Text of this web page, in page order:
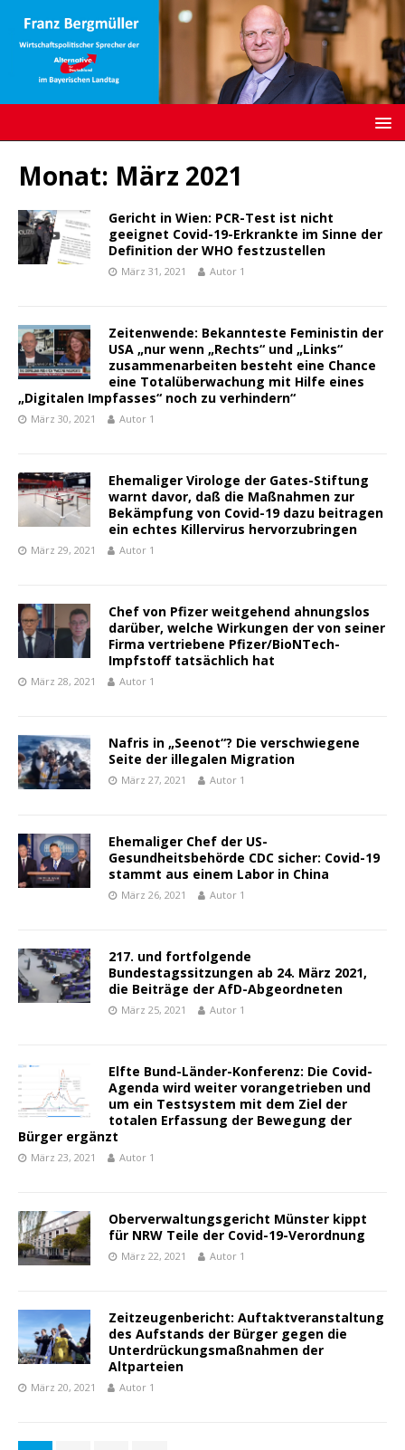
Monat: März 2021
Gericht in Wien: PCR-Test ist nicht
geeignet Covid-19-Erkrankte im Sinne der
Definition der WHO festzustellen
März 31, 2021 Autor 1
Zeitenwende: Bekannteste Feministin der
USA „nur wenn „Rechts“ und „Links“
zusammenarbeiten besteht eine Chance
eine Totalüberwachung mit Hilfe eines
„Digitalen Impfasses“ noch zu verhindern“
März 30, 2021 Autor 1
Ehemaliger Virologe der Gates-Stiftung
warnt davor, daß die Maßnahmen zur
Bekämpfung von Covid-19 dazu beitragen
ein echtes Killervirus hervorzubringen
März 29, 2021 Autor 1
Chef von Pfizer weitgehend ahnungslos
darüber, welche Wirkungen der von seiner
Firma vertriebene Pfizer/BioNTech-
Impfstoff tatsächlich hat
März 28, 2021 Autor 1
Nafris in „Seenot“? Die verschwiegene
Seite der illegalen Migration
März 27, 2021 Autor 1
Ehemaliger Chef der US-
Gesundheitsbehörde CDC sicher: Covid-19
stammt aus einem Labor in China
März 26, 2021 Autor 1
217. und fortfolgende
Bundestagssitzungen ab 24. März 2021,
die Beiträge der AfD-Abgeordneten
März 25, 2021 Autor 1
Elfte Bund-Länder-Konferenz: Die Covid-
Agenda wird weiter vorangetrieben und
um ein Testsystem mit dem Ziel der
totalen Erfassung der Bewegung der
Bürger ergänzt
März 23, 2021 Autor 1
Oberverwaltungsgericht Münster kippt
für NRW Teile der Covid-19-Verordnung
März 22, 2021 Autor 1
Zeitzeugenbericht: Auftaktveranstaltung
des Aufstands der Bürger gegen die
Unterdrückungsmaßnahmen der
Altparteien
März 20, 2021 Autor 1